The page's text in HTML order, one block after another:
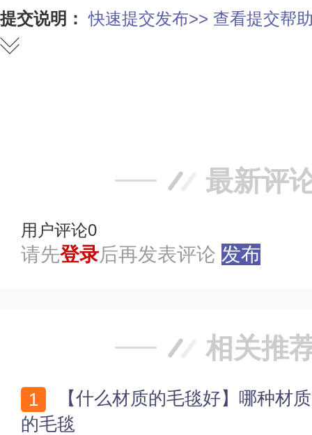
提交说明： 快速提交发布>> 查看提交帮
最新评
用户评论0
请先登录后再发表评论 发布
相关推
的毛毯